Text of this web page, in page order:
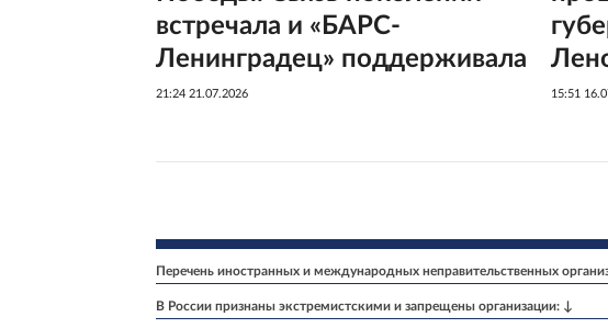
встречала и «БАРС-
Ленинградец» поддерживала
21:24 21.07.2026 15:51
Перечень иностранных и международных неправительственных
В России признаны экстремистскими и запрещены организации: ↓